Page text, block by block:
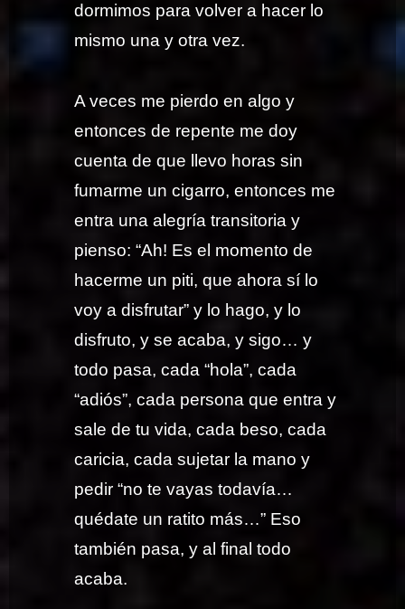
dormimos para volver a hacer lo
mismo una y otra vez.
A veces me pierdo en algo y
entonces de repente me doy
cuenta de que llevo horas sin
fumarme un cigarro, entonces me
entra una alegría transitoria y
pienso: “Ah! Es el momento de
hacerme un piti, que ahora sí lo
voy a disfrutar” y lo hago, y lo
disfruto, y se acaba, y sigo… y
todo pasa, cada “hola”, cada
“adiós”, cada persona que entra y
sale de tu vida, cada beso, cada
caricia, cada sujetar la mano y
pedir “no te vayas todavía…
quédate un ratito más…” Eso
también pasa, y al final todo
acaba.